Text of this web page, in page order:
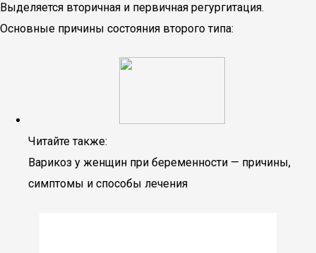
Выделяется вторичная и первичная регургитация.
Основные причины состояния второго типа:
Читайте также:
Варикоз у женщин при беременности — причины,
симптомы и способы лечения